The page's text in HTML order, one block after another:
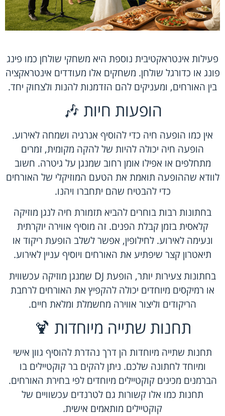
פעילות אינטראקטיבית נוספת היא משחקי שולחן כמו פינג
פונג או כדורגל שולחן. משחקים אלו מעודדים אינטראקציה
בין האורחים, ומעניקים להם הזדמנות להנות ולצחוק יחד.
הופעות חיות 🎶
אין כמו הופעה חיה כדי להוסיף אנרגיה ושמחה לאירוע.
הופעה חיה יכולה להיות של להקה מקומית, זמרים
מתחלפים או אפילו אומן רחוב שמנגן על גיטרה. חשוב
לוודא שההופעה תואמת את הטעם המוזיקלי של האורחים
כדי להבטיח שהם יתחברו ויהנו.
בחתונות רבות בוחרים להביא תזמורת חיה לנגן מוזיקה
קלאסית בזמן קבלת הפנים. זה מוסיף אווירה יוקרתית
ונעימה לאירוע. לחילופין, אפשר לשלב הופעת ריקוד או
תיאטרון קצר שיפתיע את האורחים ויוסיף עניין לאירוע.
בחתונות צעירות יותר, הופעת DJ שמנגן מוזיקה עכשווית
או רמיקסים מיוחדים יכולה להקפיץ את האורחים לרחבת
הריקודים וליצור אווירה מחשמלת ומלאת חיים.
תחנות שתייה מיוחדות 🍹
תחנות שתייה מיוחדות הן דרך נהדרת להוסיף גוון אישי
ומיוחד לחתונה שלכם. ניתן להקים בר קוקטיילים בו
הברמנים מכינים קוקטיילים מיוחדים לפי בחירת האורחים.
תחנות כמו אלו קשורות גם לטרנדים עכשוויים של
קוקטיילים מותאמים אישית.